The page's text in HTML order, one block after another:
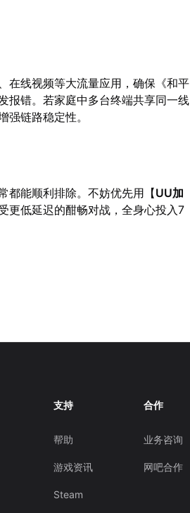
在线视频等大流量应用，确保《和平
报错。若家庭中多台终端共享同一线
链路稳定性。
都能顺利排除。不妨优先用【UU加
更低延迟的酣畅对战，全身心投入7
支持
帮助
游戏资讯
Steam
合作
业务咨询
网吧合作